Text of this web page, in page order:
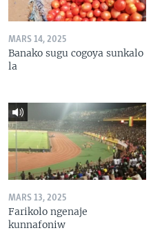
MARS 14, 2025
Banako sugu cogoya sunkalo
la
MARS 13, 2025
Farikolo ngenaje
kunnafoniw